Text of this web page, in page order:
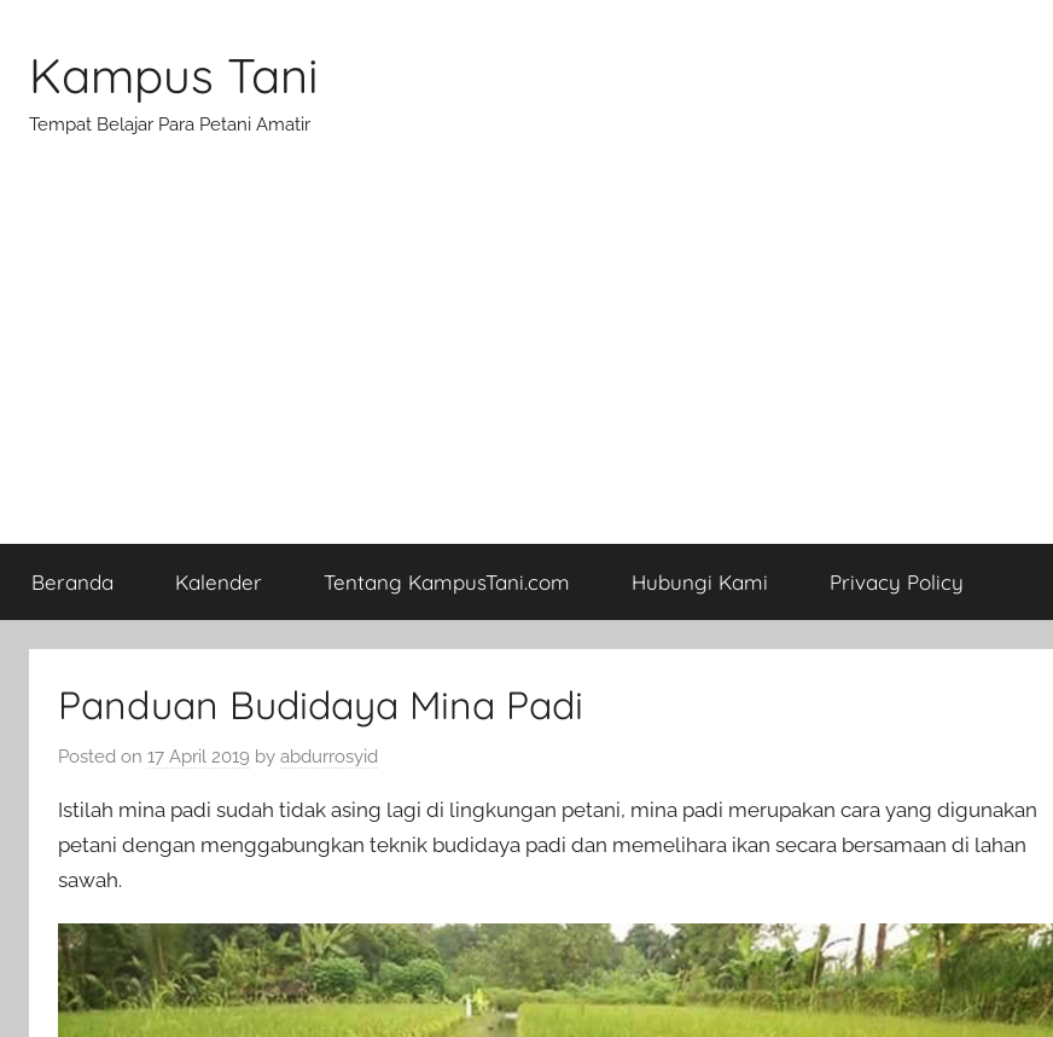
content
Kampus Tani
Tempat Belajar Para Petani Amatir
Beranda Kalender Tentang KampusTani.com Hubungi Kami Privacy Policy
Panduan Budidaya Mina Padi
Posted on 17 April 2019 by abdurrosyid
Istilah mina padi sudah tidak asing lagi di lingkungan petani, mina padi merupakan cara yang digunakan
petani dengan menggabungkan teknik budidaya padi dan memelihara ikan secara bersamaan di lahan
sawah.